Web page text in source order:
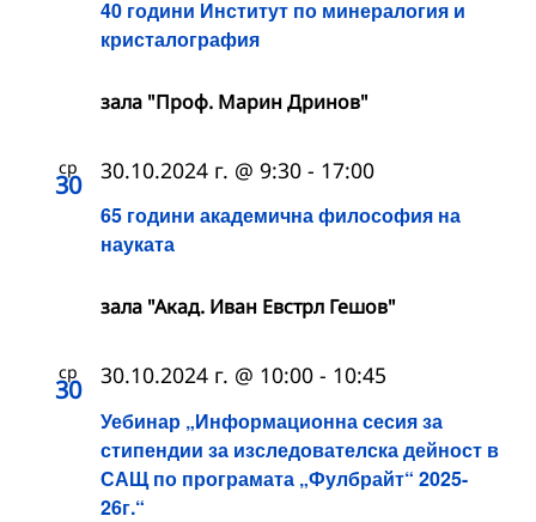
40 години Институт по минералогия и
кристалография
зала "Проф. Марин Дринов"
ср
30
65 години академична философия на
науката
30.10.2024 г. @ 9:30 - 17:00
зала "Акад. Иван Евстрл Гешов"
ср
30
Уебинар „Информационна сесия за
стипендии за изследователска дейност в
САЩ по програмата „Фулбрайт“ 2025-
26г.“
30.10.2024 г. @ 10:00 - 10:45